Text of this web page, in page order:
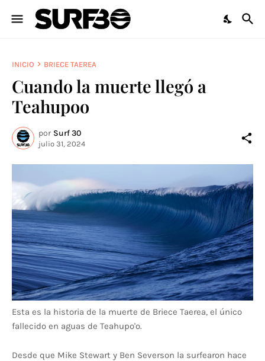
INICIO BRIECE TAEREA
Cuando la muerte llegó a
Teahupoo
por Surf 30
julio 31, 2024
Esta es la historia de la muerte de Briece Taerea, el único
fallecido en aguas de Teahupo'o.
Desde que Mike Stewart y Ben Severson la surfearon hace